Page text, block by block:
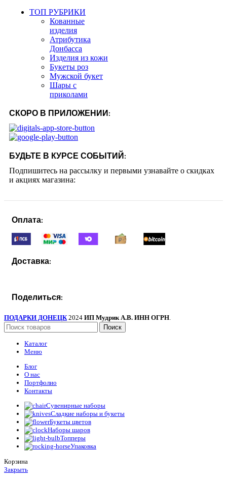
ТОП РУБРИКИ
Кованные
изделия
Атрибутика
Донбасса
Изделия из кожи
Букеты роз
Мужской букет
Шары с
приколами
СКОРО В ПРИЛОЖЕНИИ:
БУДЬТЕ В КУРСЕ СОБЫТИЙ:
Подпишитесь на рассылку и первыми узнавайте о скидках
и акциях магазина:
Оплата:
Доставка:
Поделиться:
ПОДАРКИ ДОНЕЦК 2024 ИП Мудрик А.В. ИНН ОГРН.
Поиск
Каталог
Меню
Блог
О нас
Портфолио
Контакты
Сувенирные наборы
Сладкие наборы и букеты
Букеты цветов
Наборы шаров
Топперы
Упаковка
Корзина
Закрыть